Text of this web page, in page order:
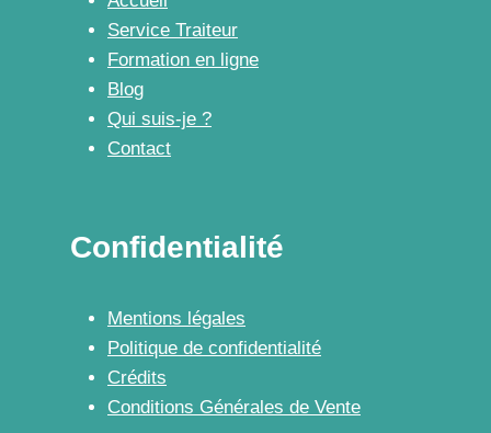
Service Traiteur
Formation en ligne
Blog
Qui suis-je ?
Contact
Confidentialité
Mentions légales
Politique de confidentialité
Crédits
Conditions Générales de Vente